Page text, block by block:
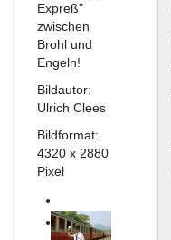
Expreß"
zwischen
Brohl und
Engeln!
Bildautor:
Ulrich Clees
Bildformat:
4320 x 2880
Pixel